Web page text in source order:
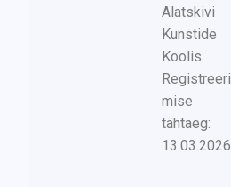
Alatskivi
Kunstide
Koolis
Registreeri
mise
tähtaeg:
13.03.2026